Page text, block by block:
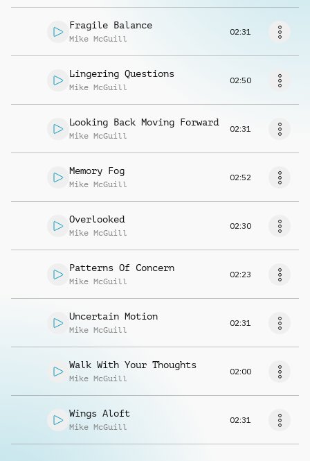
Fragile Balance
Mike McGuill
02:31
Lingering Questions
Mike McGuill
02:50
Looking Back Moving Forward
Mike McGuill
02:31
Memory Fog
Mike McGuill
02:52
Overlooked
Mike McGuill
02:30
Patterns Of Concern
Mike McGuill
02:23
Uncertain Motion
Mike McGuill
02:31
Walk With Your Thoughts
Mike McGuill
02:00
Wings Aloft
Mike McGuill
02:31